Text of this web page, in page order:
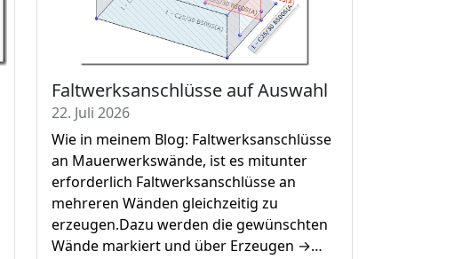
Faltwerksanschlüsse auf Auswahl
22. Juli 2026
Wie in meinem Blog: Faltwerksanschlüsse
an Mauerwerkswände, ist es mitunter
erforderlich Faltwerksanschlüsse an
mehreren Wänden gleichzeitig zu
erzeugen.Dazu werden die gewünschten
Wände markiert und über Erzeugen →…